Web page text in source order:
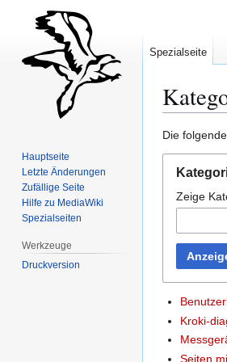
Zur
Navigation
springen
Zur
Suche
springen
Die
Zeige
Kroki-
Seiten
Spezialseite
Hauptseite
Letzte Änderungen
Zufällige Seite
Hilfe zu MediaWiki
Spezialseiten
Werkzeuge
Druckversion